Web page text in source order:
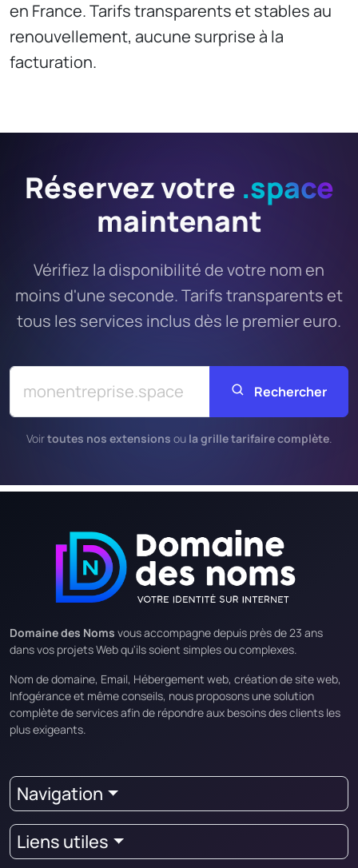
en France. Tarifs transparents et stables au
renouvellement, aucune surprise à la
facturation.
Réservez votre .space
maintenant
Vérifiez la disponibilité de votre nom en
moins d'une seconde. Tarifs transparents et
tous les services inclus dès le premier euro.
Rechercher
Voirtoutes nos extensions ou la grille tarifaire complète.
Domaine des Noms vous accompagne depuis près de 23 ans
dans vos projets Web qu'ils soient simples ou complexes.
Nom de domaine, Email, Hébergement web, création de site web,
Infogérance et même conseils, nous proposons une solution
complète de services afin de répondre aux besoins des clients les
plus exigeants.
Navigation
Liens utiles